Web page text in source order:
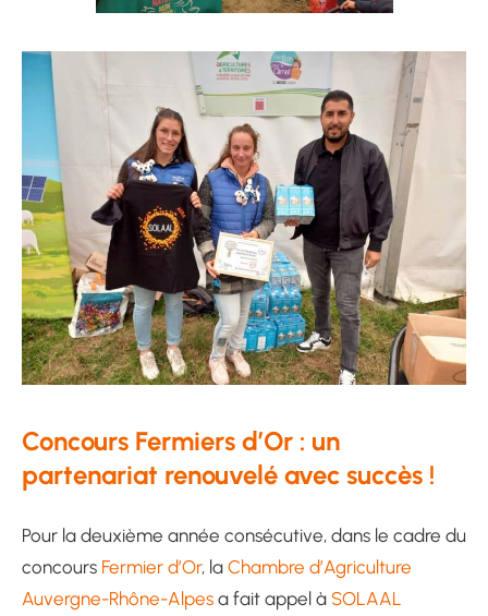
Concours Fermiers d’Or : un
partenariat renouvelé avec succès !
Pour la deuxième année consécutive, dans le cadre du
concours Fermier d’Or, laChambre d’Agriculture
Auvergne-Rhône-Alpesa fait appel à SOLAAL